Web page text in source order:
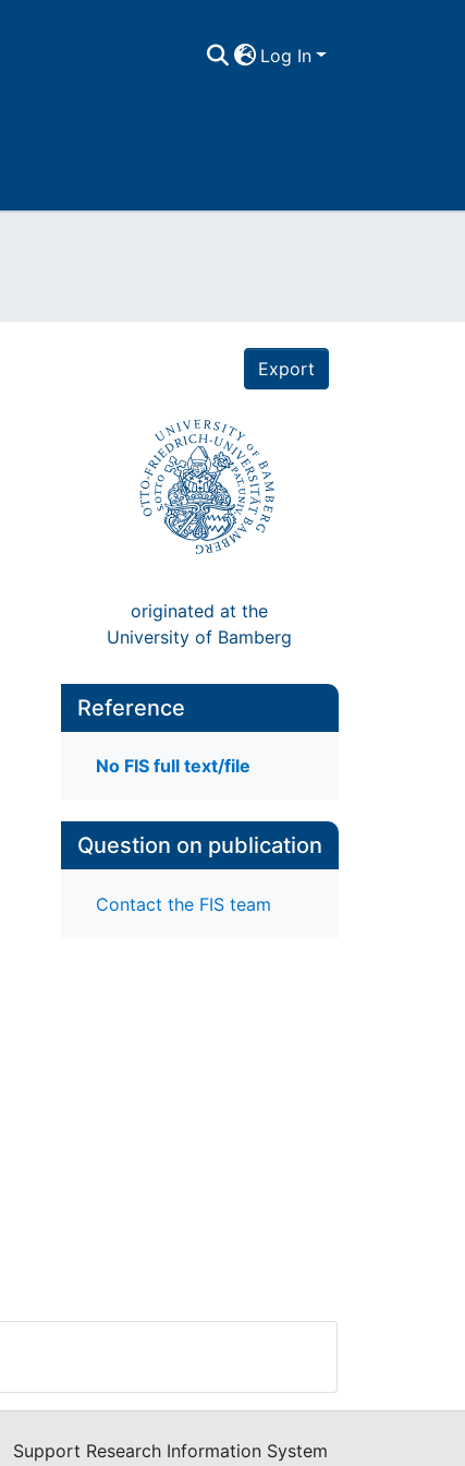
Log In
Export
originated at the
University of Bamberg
Reference
No FIS full text/file
Question on publication
Contact the FIS team
Support Research Information System